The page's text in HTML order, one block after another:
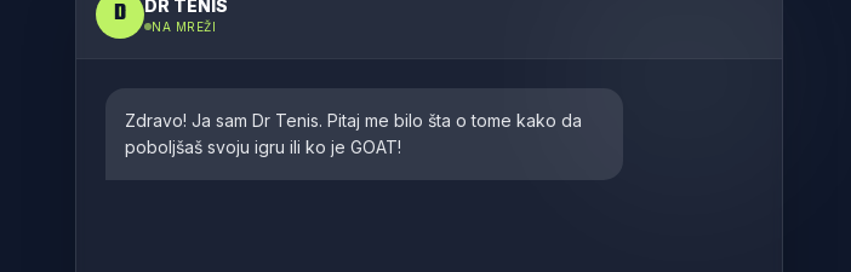
D DR TENIS
NA MREŽI
Zdravo! Ja sam Dr Tenis. Pitaj me bilo šta o tome kako da
poboljšaš svoju igru ili ko je GOAT!